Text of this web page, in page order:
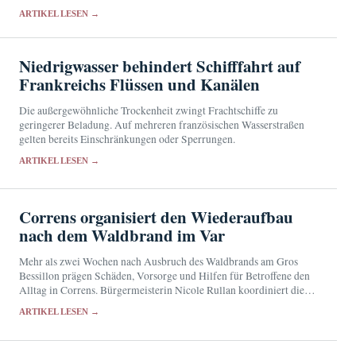
ARTIKEL LESEN →
Niedrigwasser behindert Schifffahrt auf
Frankreichs Flüssen und Kanälen
Die außergewöhnliche Trockenheit zwingt Frachtschiffe zu
geringerer Beladung. Auf mehreren französischen Wasserstraßen
gelten bereits Einschränkungen oder Sperrungen.
ARTIKEL LESEN →
Correns organisiert den Wiederaufbau
nach dem Waldbrand im Var
Mehr als zwei Wochen nach Ausbruch des Waldbrands am Gros
Bessillon prägen Schäden, Vorsorge und Hilfen für Betroffene den
Alltag in Correns. Bürgermeisterin Nicole Rullan koordiniert die
ARTIKEL LESEN →